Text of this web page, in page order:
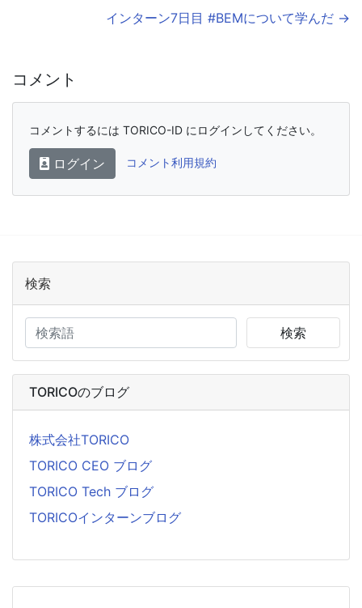
インターン7日目 #BEMについて学んだ →
コメント
コメントするには TORICO-ID にログインしてください。
ログイン コメント利用規約
検索
検索
TORICOのブログ
株式会社TORICO
TORICO CEO ブログ
TORICO Tech ブログ
TORICOインターンブログ